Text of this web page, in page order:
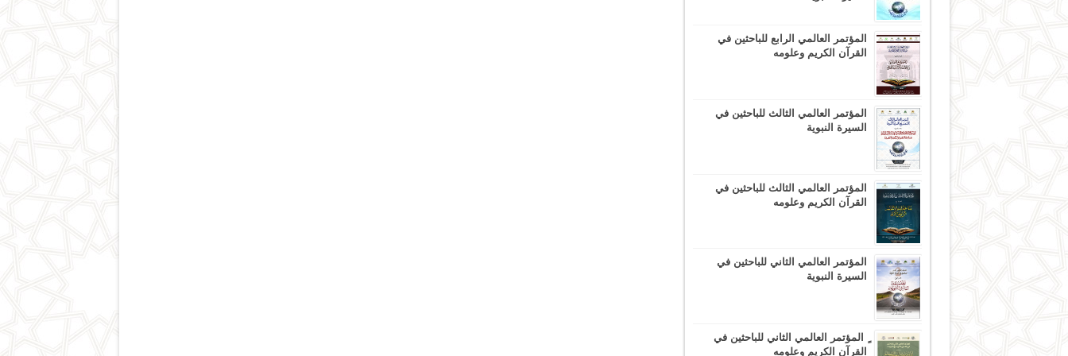
المؤتمر العالمي الرابع للباحثين في
القرآن الكريم وعلومه
المؤتمر العالمي الثالث للباحثين في
السيرة النبوية
المؤتمر العالمي الثالث للباحثين في
القرآن الكريم وعلومه
المؤتمر العالمي الثاني للباحثين في
السيرة النبوية
ٍ المؤتمر العالمي الثاني للباحثين في
القرآن الكريم وعلومه